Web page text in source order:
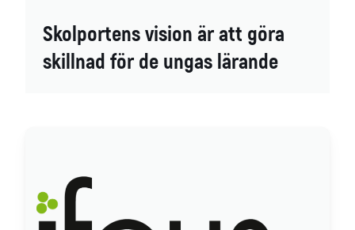
Skolportens vision är att göra
skillnad för de ungas lärande